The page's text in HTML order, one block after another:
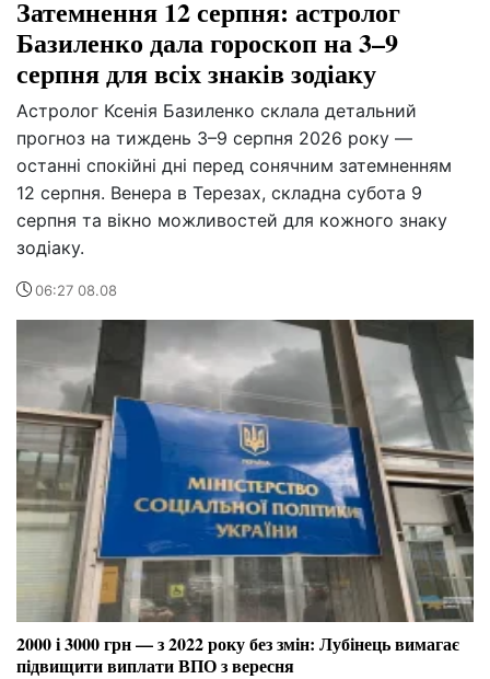
Затемнення 12 серпня: астролог
Базиленко дала гороскоп на 3–9
серпня для всіх знаків зодіаку
Астролог Ксенія Базиленко склала детальний
прогноз на тиждень 3–9 серпня 2026 року —
останні спокійні дні перед сонячним затемненням
12 серпня. Венера в Терезах, складна субота 9
серпня та вікно можливостей для кожного знаку
зодіаку.
06:27 08.08
2000 і 3000 грн — з 2022 року без змін: Лубінець вимагає
підвищити виплати ВПО з вересня